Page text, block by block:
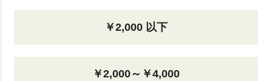
￥2,000 以下
￥2,000～￥4,000